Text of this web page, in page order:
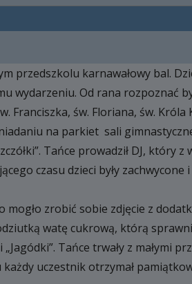
przedszkolu karnawałowy bal.
wydarzeniu. Od rana rozpoznać
Franciszka, św. Floriana, św.
na parkiet sali
Tańce prowadził DJ, który
czasu dzieci były zachwycone
mogło zrobić sobie zdjęcie z
watę cukrową, którą
„Jagódki”. Tańce trwały z małymi
uczestnik otrzymał